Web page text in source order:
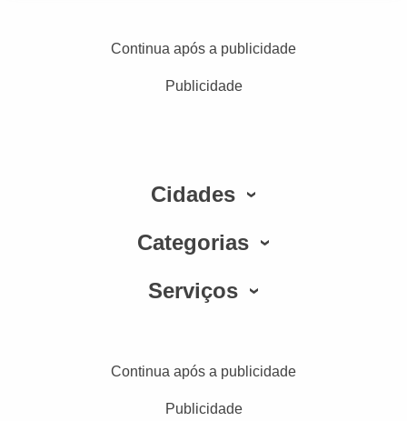
Continua após a publicidade
Publicidade
Cidades
Categorias
Serviços
Continua após a publicidade
Publicidade